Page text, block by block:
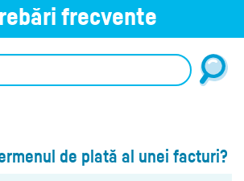
frecvente
de plată al unei facturi?